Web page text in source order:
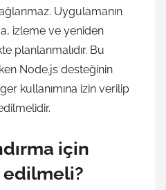
Uygulamanın
izleme ve yeniden
planlanmalıdır. Bu
Node.js desteğinin
kullanımına izin verilip
için